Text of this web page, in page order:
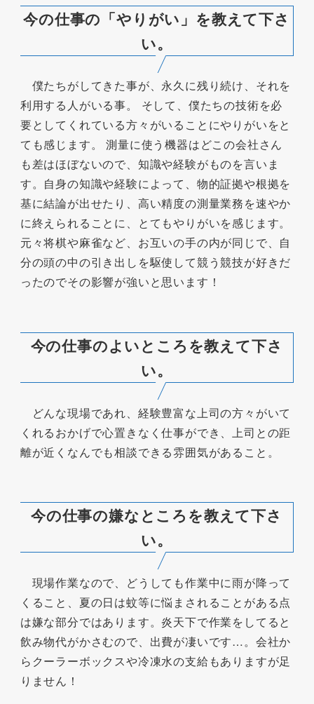
今の仕事の「やりがい」を教えて下さ
い。
僕たちがしてきた事が、永久に残り続け、それを
利用する人がいる事。 そして、僕たちの技術を必
要としてくれている方々がいることにやりがいをと
ても感じます。 測量に使う機器はどこの会社さん
も差はほぼないので、知識や経験がものを言いま
す。自身の知識や経験によって、物的証拠や根拠を
基に結論が出せたり、高い精度の測量業務を速やか
に終えられることに、とてもやりがいを感じます。
元々将棋や麻雀など、お互いの手の内が同じで、自
分の頭の中の引き出しを駆使して競う競技が好きだ
ったのでその影響が強いと思います！
今の仕事のよいところを教えて下さ
い。
どんな現場であれ、経験豊富な上司の方々がいて
くれるおかげで心置きなく仕事ができ、上司との距
離が近くなんでも相談できる雰囲気があること。
今の仕事の嫌なところを教えて下さ
い。
現場作業なので、どうしても作業中に雨が降って
くること、夏の日は蚊等に悩まされることがある点
は嫌な部分ではあります。炎天下で作業をしてると
飲み物代がかさむので、出費が凄いです…。会社か
らクーラーボックスや冷凍水の支給もありますが足
りません！